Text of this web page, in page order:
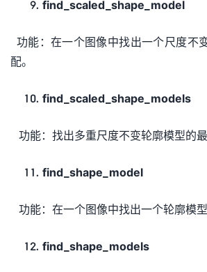
find_scaled_shape_model
功能：在一个图像中找出一个尺度不
配。
find_scaled_shape_models
功能：找出多重尺度不变轮廓模型的最
find_shape_model
功能：在一个图像中找出一个轮廓模型
find_shape_models